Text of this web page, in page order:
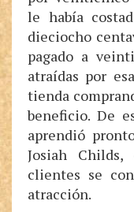
le había
dieciocho
pagado a
atraídas por
tienda
beneficio. De
aprendió
Josiah
clientes se
atracción.